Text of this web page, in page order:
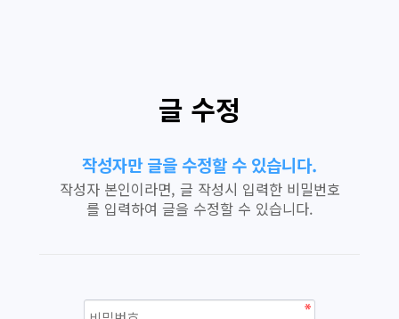
글 수정
작성자만 글을 수정할 수 있습니다.
작성자 본인이라면, 글 작성시 입력한 비밀번호
를 입력하여 글을 수정할 수 있습니다.